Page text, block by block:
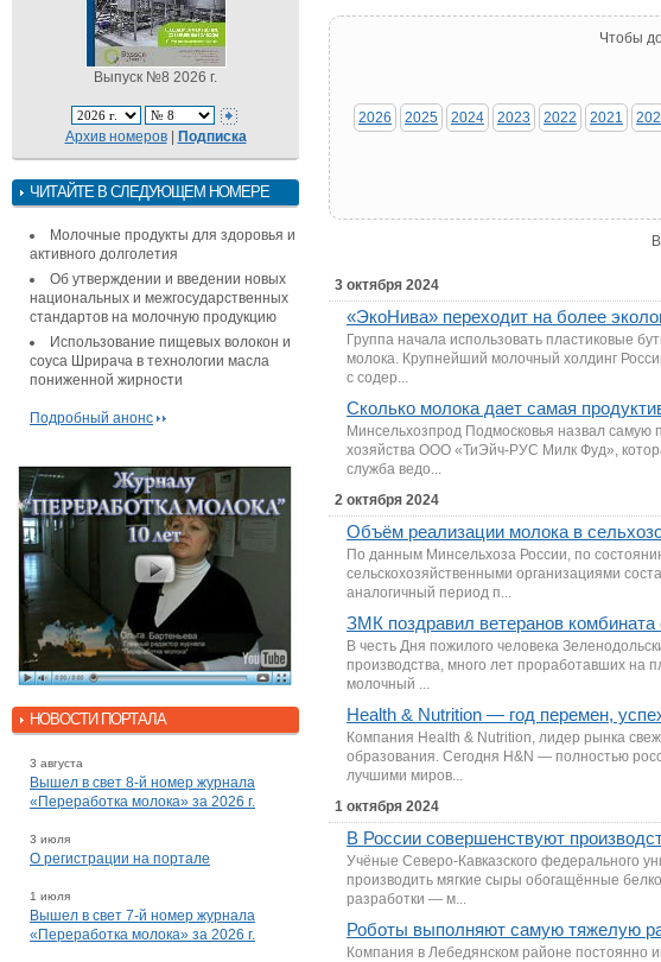
Выпуск №8 2026 г.
Архив номеров| Подписка
ЧИТАЙТЕ В СЛЕДУЮЩЕМ НОМЕРЕ
Молочные продукты для здоровья и
активного долголетия
Об утверждении и введении новых
национальных и межгосударственных
стандартов на молочную продукцию
Использование пищевых волокон и
соуса Шрирача в технологии масла
пониженной жирности
Подробный анонс
НОВОСТИ ПОРТАЛА
3 августа
Вышел в свет 8-й номер журнала
«Переработка молока» за 2026 г.
3 июля
О регистрации на портале
1 июля
Вышел в свет 7-й номер журнала
«Переработка молока» за 2026 г.
Чтобы
2026
2025 2024 2023 2022 2021
3 октября 2024
«ЭкоНива» переходит на более
Группа начала использовать пластиковые
молока. Крупнейший молочный холдинг
с содер...
Сколько молока дает самая
Минсельхозпрод Подмосковья назвал самую
хозяйства ООО «ТиЭйч-РУС Милк Фуд»,
служба ведо...
2 октября 2024
Объём реализации молока в
По данным Минсельхоза России, по
сельскохозяйственными организациями
аналогичный период п...
ЗМК поздравил ветеранов
В честь Дня пожилого человека
производства, много лет проработавших на
молочный ...
Health & Nutrition — год перемен,
Компания Health & Nutrition, лидер рынка
образования. Сегодня H&N — полностью
лучшими миров...
1 октября 2024
В России совершенствуют
Учёные Северо-Кавказского федерального
производить мягкие сыры обогащённые
разработки — м...
Роботы выполняют самую тяжелую
Компания в Лебедянском районе постоянно